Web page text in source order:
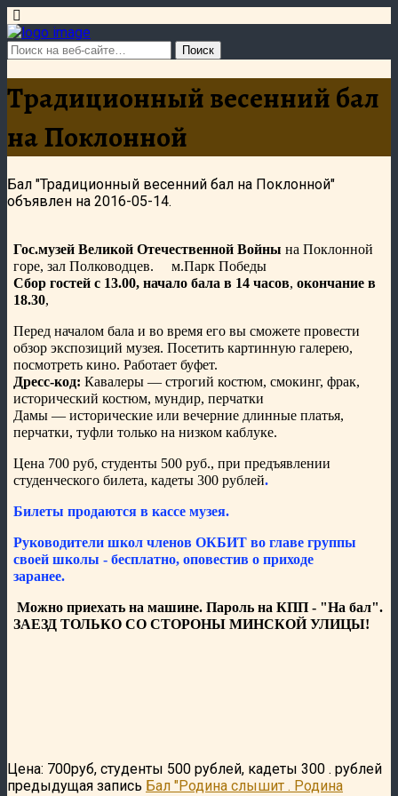
Традиционный весенний бал
на Поклонной
Бал "Традиционный весенний бал на Поклонной"
объявлен на 2016-05-14.
Гос.музей Великой Отечественной Войны на Поклонной
горе, зал Полководцев. м.Парк Победы
Сбор гостей с 13.00, начало бала в 14 часов, окончание в
18.30,
Перед началом бала и во время его вы сможете провести
обзор экспозиций музея. Посетить картинную галерею,
посмотреть кино. Работает буфет.
Дресс-код: Кавалеры — строгий костюм, смокинг, фрак,
исторический костюм, мундир, перчатки
Дамы — исторические или вечерние длинные платья,
перчатки, туфли только на низком каблуке.
Цена 700 руб, студенты 500 руб., при предъявлении
студенческого билета, кадеты 300 рублей.
Билеты продаются в кассе музея.
Руководители школ членов ОКБИТ во главе группы
своей школы - бесплатно, оповестив о приходе
заранее.
Можно приехать на машине. Пароль на КПП - "На бал".
ЗАЕЗД ТОЛЬКО СО СТОРОНЫ МИНСКОЙ УЛИЦЫ!
Цена: 700руб, студенты 500 рублей, кадеты 300 . рублей
предыдущая запись Бал "Родина слышит . Родина